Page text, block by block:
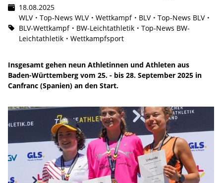
18.08.2025
WLV
Top-News WLV Wettkampf BLV
Top-News BLV
BLV-Wettkampf
BW-Leichtathletik
Top-News BW-
Leichtathletik
Wettkampfsport
Insgesamt gehen neun Athletinnen und Athleten aus
Baden-Württemberg vom 25. - bis 28. September 2025 in
Canfranc (Spanien) an den Start.